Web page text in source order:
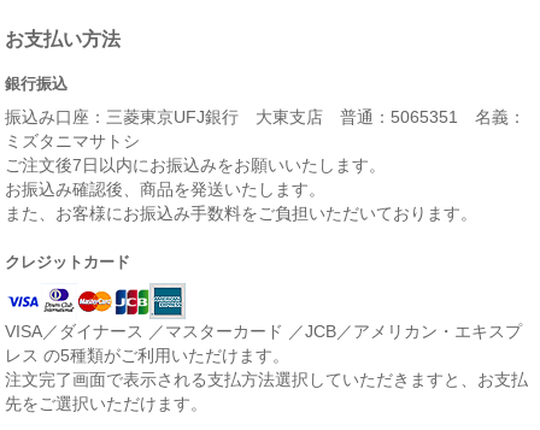
お支払い方法
銀行振込
振込み口座：三菱東京UFJ銀行 大東支店 普通：5065351 名義：
ミズタニマサトシ
ご注文後7日以内にお振込みをお願いいたします。
お振込み確認後、商品を発送いたします。
また、お客様にお振込み手数料をご負担いただいております。
クレジットカード
VISA／ダイナース ／マスターカード ／JCB／アメリカン・エキスプ
レス の5種類がご利用いただけます。
注文完了画面で表示される支払方法選択していただきますと、お支払
先をご選択いただけます。